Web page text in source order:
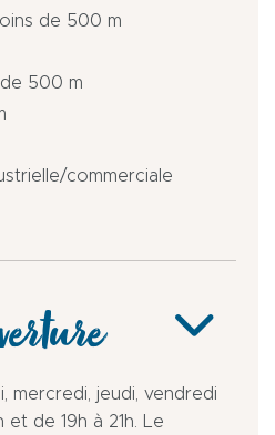
de 500 m
500 m
commerciale
mercredi, jeudi, vendredi
et de 19h à 21h. Le